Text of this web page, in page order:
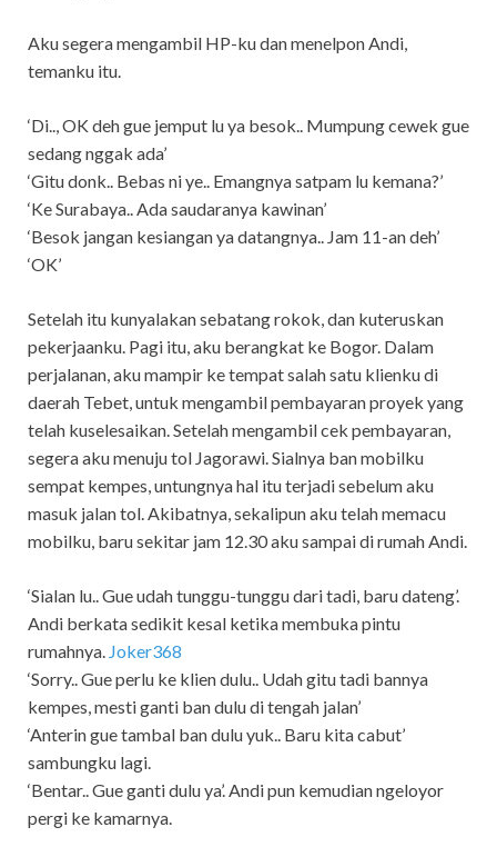
Aku segera mengambil HP-ku dan menelpon Andi,
temanku itu.
‘Di.., OK deh gue jemput lu ya besok.. Mumpung cewek gue
sedang nggak ada’
‘Gitu donk.. Bebas ni ye.. Emangnya satpam lu kemana?’
‘Ke Surabaya.. Ada saudaranya kawinan’
‘Besok jangan kesiangan ya datangnya.. Jam 11-an deh’
‘OK’
Setelah itu kunyalakan sebatang rokok, dan kuteruskan
pekerjaanku. Pagi itu, aku berangkat ke Bogor. Dalam
perjalanan, aku mampir ke tempat salah satu klienku di
daerah Tebet, untuk mengambil pembayaran proyek yang
telah kuselesaikan. Setelah mengambil cek pembayaran,
segera aku menuju tol Jagorawi. Sialnya ban mobilku
sempat kempes, untungnya hal itu terjadi sebelum aku
masuk jalan tol. Akibatnya, sekalipun aku telah memacu
mobilku, baru sekitar jam 12.30 aku sampai di rumah Andi.
‘Sialan lu.. Gue udah tunggu-tunggu dari tadi, baru dateng’.
Andi berkata sedikit kesal ketika membuka pintu
rumahnya. Joker368
‘Sorry.. Gue perlu ke klien dulu.. Udah gitu tadi bannya
kempes, mesti ganti ban dulu di tengah jalan’
‘Anterin gue tambal ban dulu yuk.. Baru kita cabut’
sambungku lagi.
‘Bentar.. Gue ganti dulu ya’. Andi pun kemudian ngeloyor
pergi ke kamarnya.